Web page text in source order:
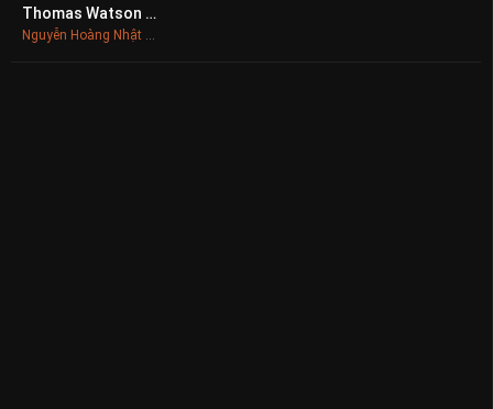
0
Thomas Watson Sr. Và Ibm, Xác Lập Công Thức Tư Duy